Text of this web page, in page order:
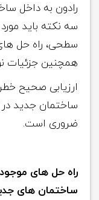
رادون به داخل
سه نکته باید
سطحی، راه حل
همچنین جزئیات
ارزیابی صحیح
ساختمان جدید
ضروری است.
راه حل های موجود
ساختمان های